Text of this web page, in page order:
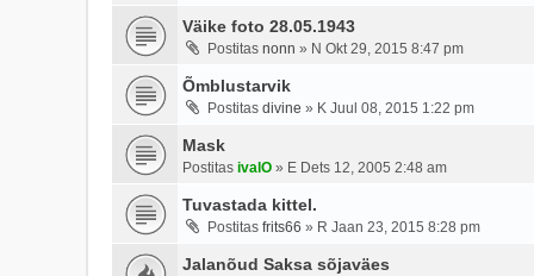
Väike foto 28.05.1943
Postitas nonn » N Okt 29, 2015 8:47 pm
Õmblustarvik
Postitas divine » K Juul 08, 2015 1:22 pm
Mask
Postitas ivalO » E Dets 12, 2005 2:48 am
Tuvastada kittel.
Postitas frits66 » R Jaan 23, 2015 8:28 pm
Jalanõud Saksa sõjaväes